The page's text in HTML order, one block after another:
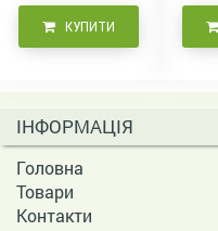
КУПИТИ
ІНФОРМАЦІЯ
Головна
Товари
Контакти